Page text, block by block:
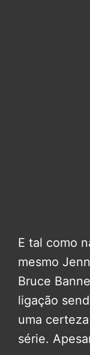
E tal como
mesmo
Bruce
ligação
uma
série.